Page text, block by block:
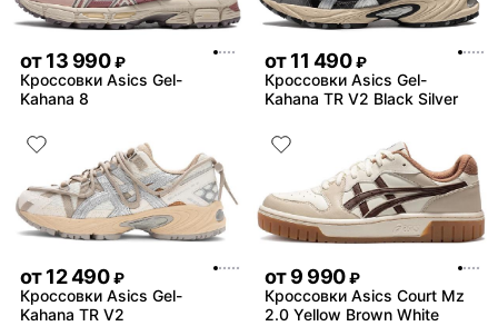
от13 990 ₽
Кроссовки Asics Gel-
Kahana 8
от11 490 ₽
Кроссовки Asics Gel-
Kahana TR V2 Black Silver
от12 490 ₽
Кроссовки Asics Gel-
Kahana TR V2
от9 990 ₽
Кроссовки Asics Court Mz
2.0 Yellow Brown White